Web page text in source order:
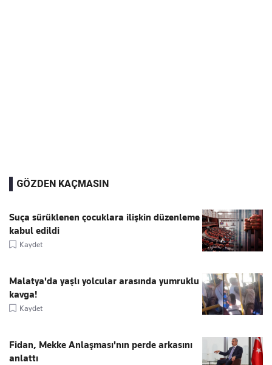
GÖZDEN KAÇMASIN
Suça sürüklenen çocuklara ilişkin düzenleme
kabul edildi
Kaydet
Malatya'da yaşlı yolcular arasında yumruklu
kavga!
Kaydet
Fidan, Mekke Anlaşması'nın perde arkasını
anlattı